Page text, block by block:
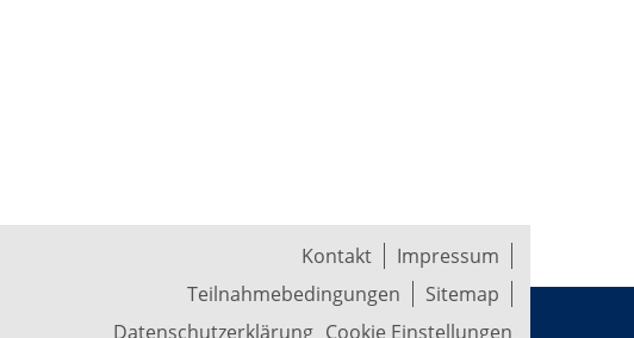
Kontakt
Impressum
Teilnahmebedingungen
Sitemap
Datenschutzerklärung Cookie Einstellungen